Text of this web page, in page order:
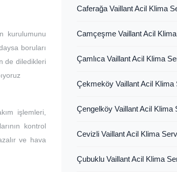
kurulumunu
boruları
de diledikleri
işlemleri,
kontrol
ve hava
Caferağa Vaillant Acil Klima
Camçeşme Vaillant Acil
Çamlıca Vaillant Acil Klima
Çekmeköy Vaillant Acil Klima
Çengelköy Vaillant Acil Klima
Cevizli Vaillant Acil Klima
Çubuklu Vaillant Acil Klima